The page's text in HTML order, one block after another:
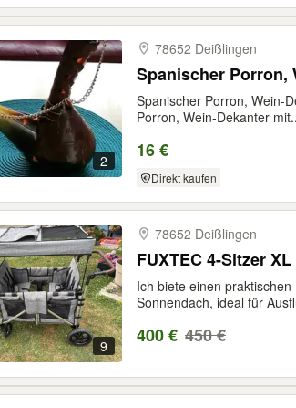
2
78652 Deißlingen
Spanischer Porron,
Spanischer Porron, Wein-
Porron, Wein-Dekanter
16 €
Direkt kaufen
9
78652 Deißlingen
FUXTEC 4-Sitzer
Ich biete einen
Sonnendach, ideal für
400 € 450 €